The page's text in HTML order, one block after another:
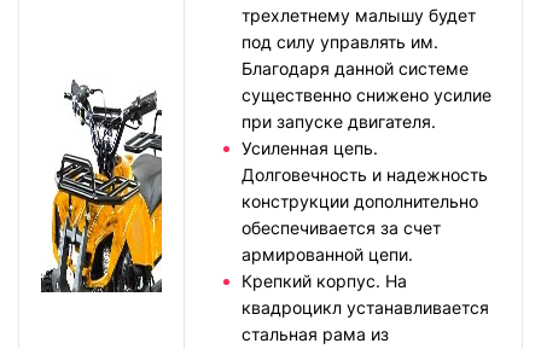
трехлетнему малышу будет
под силу управлять им.
Благодаря данной системе
существенно снижено усилие
при запуске двигателя.
Усиленная цепь.
Долговечность и надежность
конструкции дополнительно
обеспечивается за счет
армированной цепи.
Крепкий корпус. На
квадроцикл устанавливается
стальная рама из